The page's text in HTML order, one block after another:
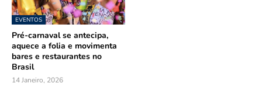
EVENTOS
Pré-carnaval se antecipa,
aquece a folia e movimenta
bares e restaurantes no
Brasil
14 Janeiro, 2026